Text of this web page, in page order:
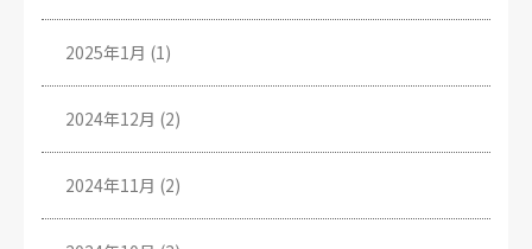
2025年1月 (1)
2024年12月 (2)
2024年11月 (2)